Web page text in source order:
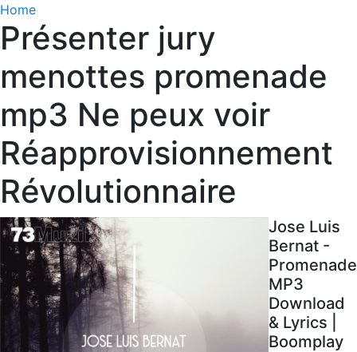
Home
Présenter jury
menottes promenade
mp3 Ne peux voir
Réapprovisionnement
Révolutionnaire
Jose Luis
Bernat -
Promenade
MP3
Download
& Lyrics |
Boomplay